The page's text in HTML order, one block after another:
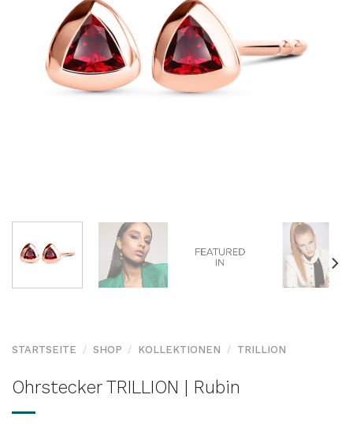
STARTSEITE / SHOP / KOLLEKTIONEN / TRILLION
Ohrstecker TRILLION | Rubin